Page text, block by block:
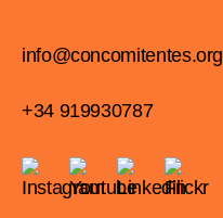
info@concomitentes.org
+34 919930787